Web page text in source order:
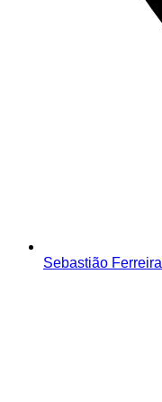
Sebastião Ferreira